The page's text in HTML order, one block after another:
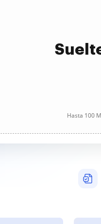
Hasta 100